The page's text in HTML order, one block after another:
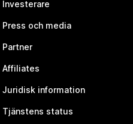
Investerare
Press och media
Partner
Affiliates
Juridisk information
Tjänstens status